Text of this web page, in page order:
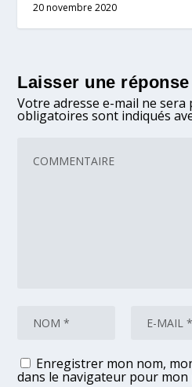
20 novembre 2020
Laisser une réponse
Votre adresse e-mail ne sera
obligatoires sont indiqués
Enregistrer mon nom,
dans le navigateur pour